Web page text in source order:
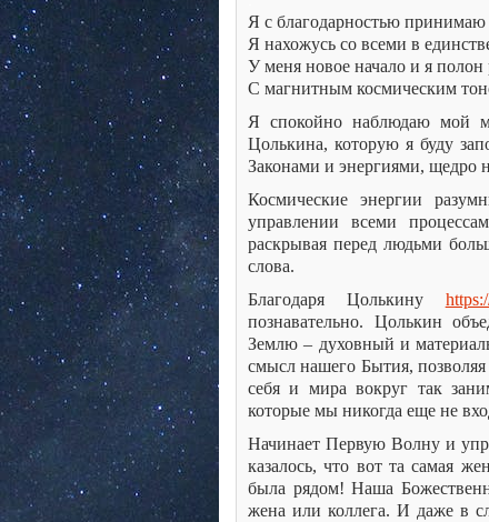
Я с благодарностью
Я нахожусь со всеми в
У меня новое начало и я
С магнитным космическим
Я спокойно наблюдаю мой
Цолькина, которую я буду
Законами и энергиями,
Космические энергии
управлении всеми
раскрывая перед людьми
слова.
Благодаря Цолькину
познавательно. Цолькин
Землю – духовный и
смысл нашего Бытия,
себя и мира вокруг так
которые мы никогда еще не
Начинает Первую Волну и
казалось, что вот та самая
была рядом! Наша
жена или коллега. И даже в